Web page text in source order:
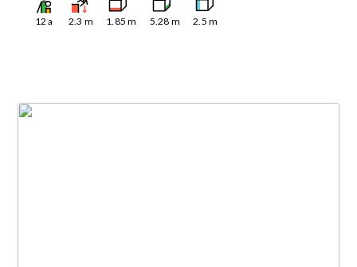
12 a 2.3 m 1.85 m 5.28 m 2.5 m